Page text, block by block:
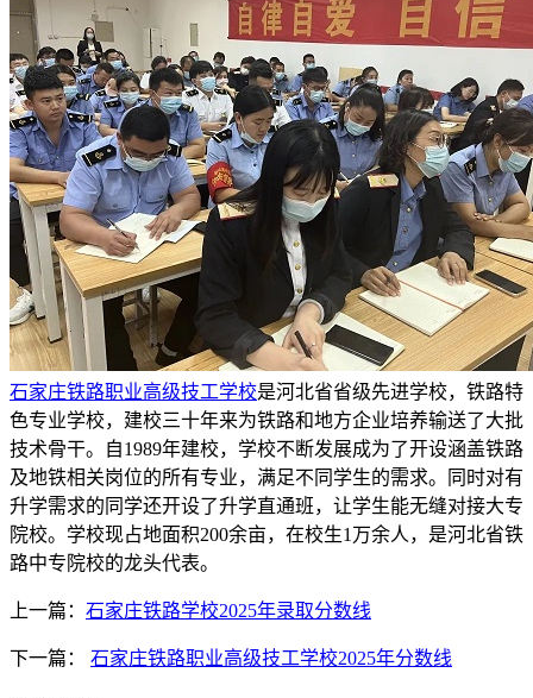
石家庄铁路职业高级技工学校是河北省省级先进学校，铁路特
色专业学校，建校三十年来为铁路和地方企业培养输送了大批
技术骨干。自1989年建校，学校不断发展成为了开设涵盖铁路
及地铁相关岗位的所有专业，满足不同学生的需求。同时对有
升学需求的同学还开设了升学直通班，让学生能无缝对接大专
院校。学校现占地面积200余亩，在校生1万余人，是河北省铁
路中专院校的龙头代表。
上一篇： 石家庄铁路学校2025年录取分数线
下一篇： 石家庄铁路职业高级技工学校2025年分数线